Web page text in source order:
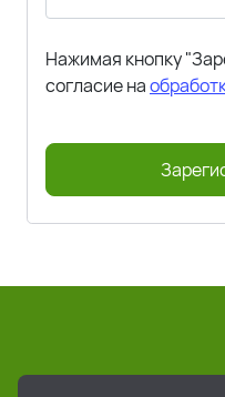
Нажимая кнопку
согласие на